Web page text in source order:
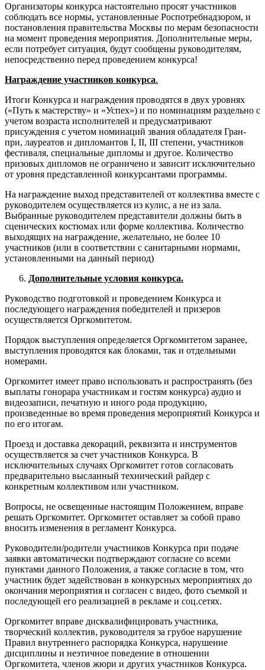
Организаторы конкурса настоятельно просят участников
соблюдать все нормы, установленные Роспотребнадзором, и
постановления правительства Москвы по мерам безопасности
на момент проведения мероприятия. Дополнительные меры,
если потребует ситуация, будут сообщены руководителям,
непосредственно перед проведением конкурса!
Награждение участников конкурса.
Итоги Конкурса и награждения проводятся в двух уровнях
(«Путь к мастерству» и «Успех») и по номинациям раздельно с
учетом возраста исполнителей и предусматривают
присуждения с учетом номинаций звания обладателя Гран-
при, лауреатов и дипломантов I, II, III степени, участников
фестиваля, специальные дипломы и другое. Количество
призовых дипломов не ограничено и зависит исключительно
от уровня представленной конкурсантами программы.
На награждение выход представителей от коллектива вместе с
руководителем осуществляется из кулис, а не из зала.
Выбранные руководителем представители должны быть в
сценических костюмах или форме коллектива. Количество
выходящих на награждение, желательно, не более 10
участников (или в соответствии с санитарными нормами,
установленными на данный период)
Дополнительные условия конкурса.
Руководство подготовкой и проведением Конкурса и
последующего награждения победителей и призеров
осуществляется Оргкомитетом.
Порядок выступления определяется Оргкомитетом заранее,
выступления проводятся как блоками, так и отдельными
номерами.
Оргкомитет имеет право использовать и распространять (без
выплаты гонорара участникам и гостям конкурса) аудио и
видеозаписи, печатную и иного рода продукцию,
произведенные во время проведения мероприятий Конкурса и
по его итогам.
Проезд и доставка декораций, реквизита и инструментов
осуществляется за счет участников Конкурса. В
исключительных случаях Оргкомитет готов согласовать
предварительно высланный технический райдер с
конкретным коллективом или участником.
Вопросы, не освещенные настоящим Положением, вправе
решать Оргкомитет. Оргкомитет оставляет за собой право
вносить изменения в регламент Конкурса.
Руководители/родители участников Конкурса при подаче
заявки автоматически подтверждают согласие со всеми
пунктами данного Положения, а также согласие в том, что
участник будет задействован в конкурсных мероприятиях до
окончания мероприятия и согласен с видео, фото съемкой и
последующей его реализацией в рекламе и соц.сетях.
Оргкомитет вправе дисквалифицировать участника,
творческий коллектив, руководителя за грубое нарушение
Правил внутреннего распорядка Конкурса, нарушение
дисциплины и неэтичное поведение в отношении
Оргкомитета, членов жюри и других участников Конкурса.